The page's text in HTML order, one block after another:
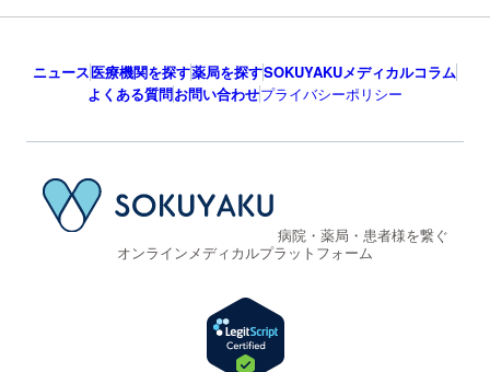
ニュース医療機関を探す薬局を探すSOKUYAKUメディカルコラム
よくある質問お問い合わせプライバシーポリシー
病院・薬局・患者様を繋ぐ
オンラインメディカルプラットフォーム